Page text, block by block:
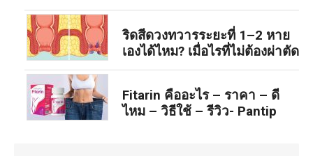
ริดสีดวงทวารระยะที่ 1–2 หาย
เองได้ไหม? เมื่อไรที่ไม่ต้องผ่าตัด
Fitarin คืออะไร – ราคา – ดี
ไหม – วิธีใช้ – รีวิว- Pantip